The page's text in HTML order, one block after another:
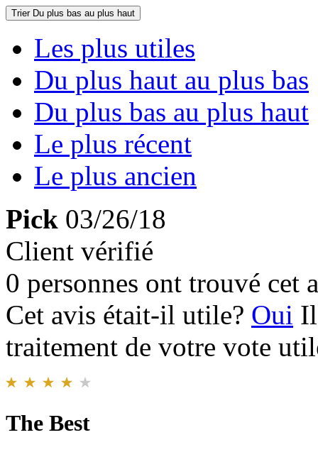
Trier Du plus bas au plus haut
Les plus utiles
Du plus haut au plus bas
Du plus bas au plus haut
Le plus récent
Le plus ancien
Pick 03/26/18
Client vérifié
0 personnes ont trouvé cet
Cet avis était-il utile? Oui
traitement de votre vote
The Best